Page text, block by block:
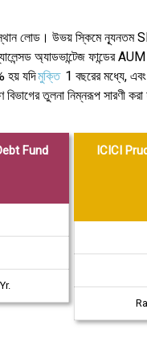
লোড। উভয় স্কিমে ন্যূনতম
অ্যাডভান্টেজ ফান্ডের
হয় যদিমুক্তি 1 বছরের মধ্যে,
তুলনা নিম্নরূপ সারণী করা
Fund
ICICI